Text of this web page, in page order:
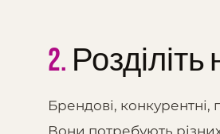
2.
Брендові, конкурентні,
Вони потребують